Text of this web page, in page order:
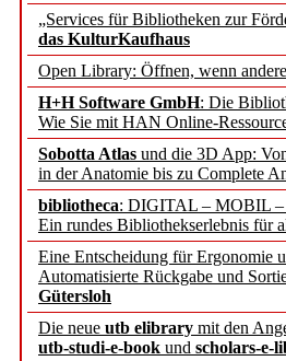
„Services für Bibliotheken zur
das KulturKaufhaus
Open Library: Öffnen, wenn
H+H Software GmbH: Die
Wie Sie mit HAN Online-
Sobotta Atlas und die 3D App:
in der Anatomie bis zu Complete
bibliotheca: DIGITAL – MOBIL
Ein rundes Bibliothekserlebnis für
Eine Entscheidung für Ergonomie
Automatisierte Rückgabe und
Gütersloh
Die neue utb elibrary mit den
utb-studi-e-book und scholars-e-
Mohr
und die
Francke
EBSCO
Sorbisches
Geschichte